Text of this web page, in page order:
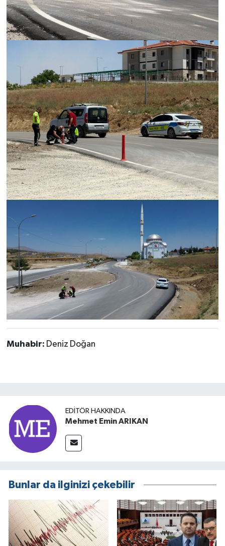
Muhabir: Deniz Doğan
EDITÖR HAKKINDA
Mehmet Emin ARIKAN
Bunlar da ilginizi çekebilir